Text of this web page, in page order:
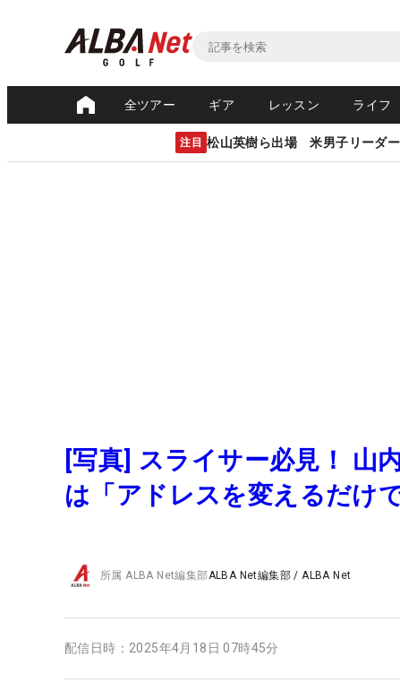
全ツアー ギア レッスン ライフ
注目 松山英樹ら出場 米男子リーダ
[写真] スライサー必見！ 山
は「アドレスを変えるだけで
所属ALBA Net編集部ALBA Net編集部 /ALBA Net
配信日時： 2025年4月18日 07時45分